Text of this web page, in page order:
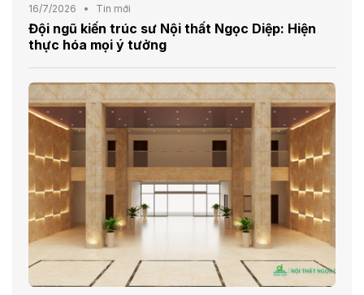
16/7/2026 Tin mới
Đội ngũ kiến trúc sư Nội thất Ngọc Diệp: Hiện
thực hóa mọi ý tưởng